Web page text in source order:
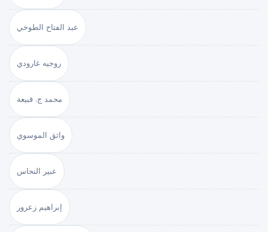
عبد الفتاح الطوخي
روجيه غارودي
محمد ج. قبيعة
واثق الموسوي
عبير النحاس
إبراهيم زعرور